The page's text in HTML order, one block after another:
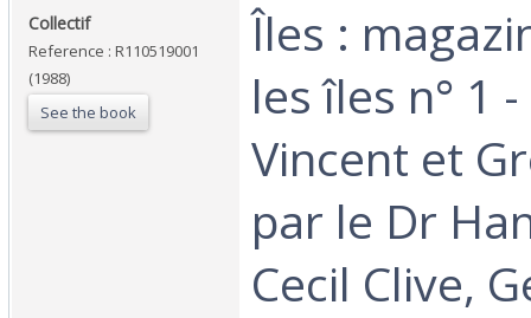
‎Collectif‎
Reference : R110519001
(1988)
See the book
‎Îles :
les îles n° 1
Vincent et
par le Dr
Cecil Clive,